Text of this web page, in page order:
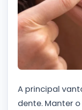
A principal
dente. Manter